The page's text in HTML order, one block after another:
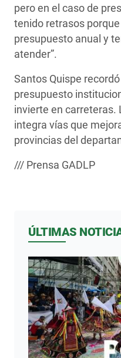
pero en el caso de
tenido retrasos
presupuesto anual y
atender”.
Santos Quispe recordó
presupuesto
invierte en carreteras.
integra vías que
provincias del
/// Prensa GADLP
ÚLTIMAS